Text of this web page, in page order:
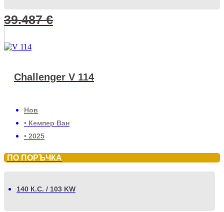
39.487€
Challenger V 114
Нов
• Кемпер Ван
• 2025
ПО ПОРЪЧКА
140 К.С. / 103 KW